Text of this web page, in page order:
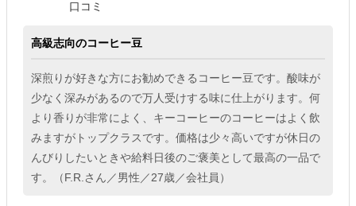
口コミ
高級志向のコーヒー豆
深煎りが好きな方にお勧めできるコーヒー豆です。酸味が
少なく深みがあるので万人受けする味に仕上がります。何
より香りが非常によく、キーコーヒーのコーヒーはよく飲
みますがトップクラスです。価格は少々高いですが休日の
んびりしたいときや給料日後のご褒美として最高の一品で
す。（F.R.さん／男性／27歳／会社員）